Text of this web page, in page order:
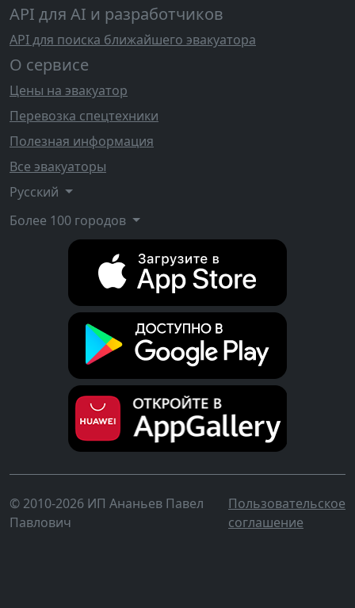
API для AI и разработчиков
API для поиска ближайшего эвакуатора
О сервисе
Цены на эвакуатор
Перевозка спецтехники
Полезная информация
Все эвакуаторы
Русский
Более 100 городов
© 2010-2026 ИП Ананьев Павел
Павлович
Пользовательское
соглашение